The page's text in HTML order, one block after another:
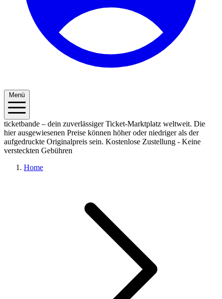
Menü
ticketbande – dein zuverlässiger Ticket-Marktplatz weltweit. Die
hier ausgewiesenen Preise können höher oder niedriger als der
aufgedruckte Originalpreis sein. Kostenlose Zustellung - Keine
versteckten Gebühren
Home